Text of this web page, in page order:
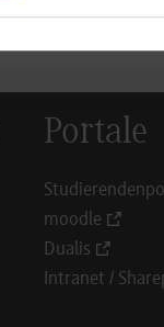
Portale
moodle
Dualis
Intranet /